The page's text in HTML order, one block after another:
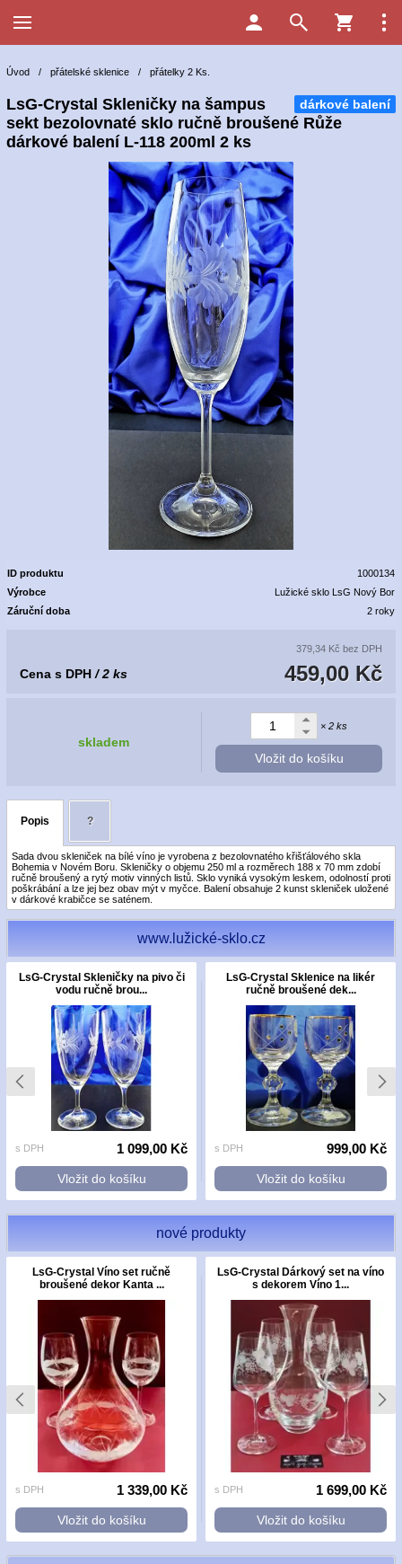
Úvod / přátelské sklenice / přátelky 2 Ks.
dárkové balení
LsG-Crystal Skleničky na šampus
sekt bezolovnaté sklo ručně broušené Růže
dárkové balení L-118 200ml 2 ks
ID produktu
1000134
Výrobce
Lužické sklo LsG Nový Bor
Záruční doba
2 roky
379,34 Kč bez DPH
459,00 Kč
Cena s DPH / 2 ks
skladem
× 2 ks
Vložit do košíku
Popis ?
Sada dvou skleniček na bílé víno je vyrobena z bezolovnatého křišťálového skla
Bohemia v Novém Boru. Skleničky o objemu 250 ml a rozměrech 188 x 70 mm zdobí
ručně broušený a rytý motiv vinných listů. Sklo vyniká vysokým leskem, odolností proti
poškrábání a lze jej bez obav mýt v myčce. Balení obsahuje 2 kunst skleniček uložené
v dárkové krabičce se saténem.
www.lužické-sklo.cz
LsG-Crystal Skleničky na pivo či
vodu ručně brou...
s DPH 1 099,00 Kč
Vložit do košíku
LsG-Crystal Sklenice na likér
ručně broušené dek...
s DPH 999,00 Kč
Vložit do košíku
nové produkty
LsG-Crystal Víno set ručně
broušené dekor Kanta ...
s DPH 1 339,00 Kč
Vložit do košíku
LsG-Crystal Dárkový set na víno
s dekorem Víno 1...
s DPH 1 699,00 Kč
Vložit do košíku